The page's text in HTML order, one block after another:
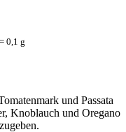
0,1 g
und Passata
Knoblauch und Oregano